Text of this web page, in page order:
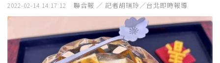
2022-02-14 14:17:12 聯合報 ／ 記者胡瑞玲／台北即時報導